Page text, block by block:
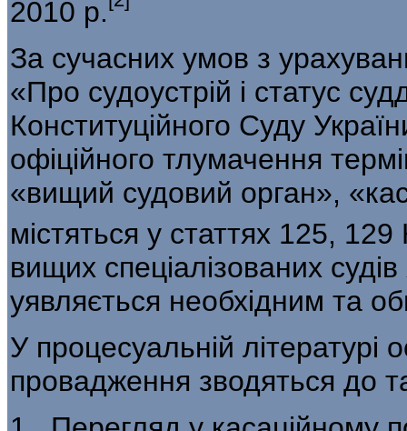
2010 р.
За сучасних умов з
«Про судоустрій і статус
Конституційного Суду
офіційного тлумачення
«вищий судовий орган»,
містяться у статтях 125, 129
вищих спеціалізованих судів
уявляється необхідним та
У процесуальній літературі
проваджен­ня зводяться до